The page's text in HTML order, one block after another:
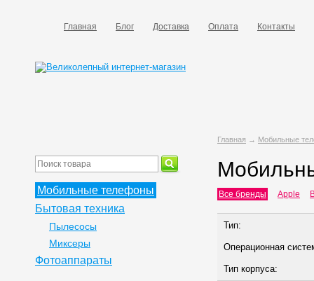
Главная Блог Доставка Оплата Контакты
Главная → Мобильные
Все бренды Apple
Тип:
Операционная
Тип корпуса:
Мобильные телефоны
Бытовая техника
Пылесосы
Миксеры
Фотоаппараты